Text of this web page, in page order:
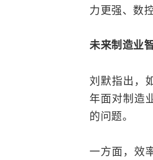
力更强、数
未来制造业
刘默指出，
年面对制造
的问题。
一方面，效